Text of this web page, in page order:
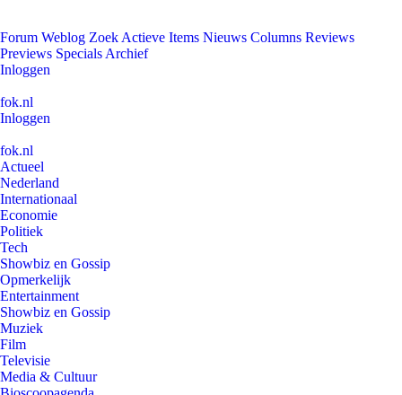
Forum Weblog Zoek Actieve Items Nieuws Columns Reviews
Previews Specials Archief
Inloggen
fok.nl
Inloggen
fok.nl
Actueel
Nederland
Internationaal
Economie
Politiek
Tech
Showbiz en Gossip
Opmerkelijk
Entertainment
Showbiz en Gossip
Muziek
Film
Televisie
Media & Cultuur